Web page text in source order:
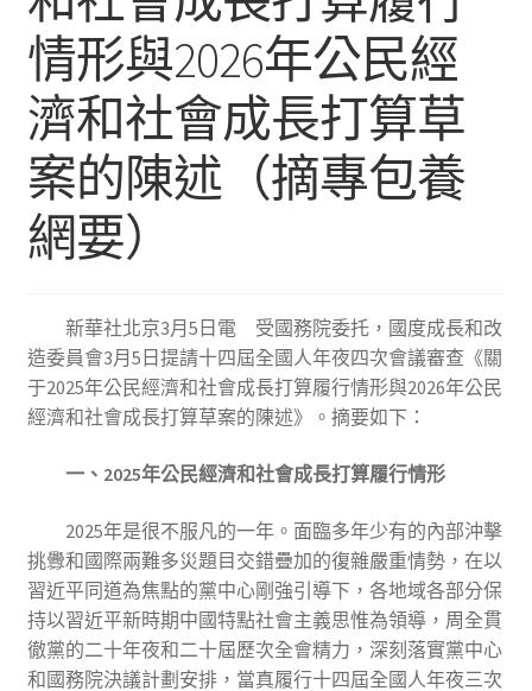
情形與2026年公民經
濟和社會成長打算草
案的陳述（摘專包養
網要）
新華社北京3月5日電 受國務院委托，國度成長和改
造委員會3月5日提請十四屆全國人年夜四次會議審查《關
于2025年公民經濟和社會成長打算履行情形與2026年公民
經濟和社會成長打算草案的陳述》。摘要如下：
一、2025年公民經濟和社會成長打算履行情形
2025年是很不服凡的一年。面臨多年少有的內部沖擊
挑釁和國際兩難多災題目交錯疊加的復雜嚴重情勢，在以
習近平同道為焦點的黨中心剛強引導下，各地域各部分保
持以習近平新時期中國特點社會主義思惟為領導，周全貫
徹黨的二十年夜和二十屆歷次全會精力，深刻落實黨中心
和國務院決議計劃安排，當真履行十四屆全國人年夜三次